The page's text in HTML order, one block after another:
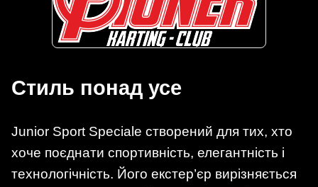
Стиль понад усе
Junior Sport Speciale створений для тих, хто
хоче поєднати спортивність, елегантність і
технологічність. Його екстер’єр вирізняється